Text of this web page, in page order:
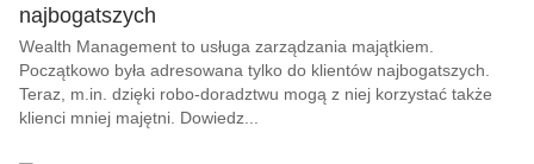
najbogatszych
Wealth Management to usługa zarządzania majątkiem.
Początkowo była adresowana tylko do klientów najbogatszych.
Teraz, m.in. dzięki robo-doradztwu mogą z niej korzystać także
klienci mniej majętni. Dowiedz...